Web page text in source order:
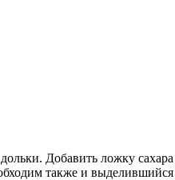
Добавить ложку
также и